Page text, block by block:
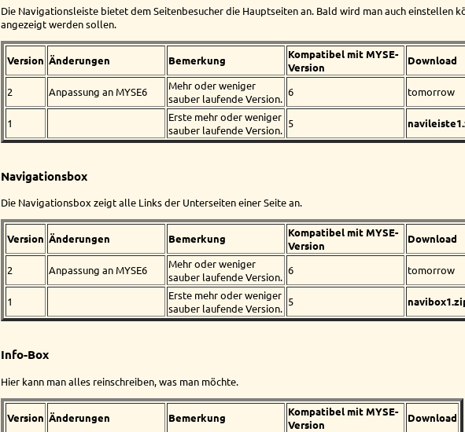
Die Navigationsleiste bietet dem Seitenbesucher die Hauptseiten an. Bald wird man auch einstellen
angezeigt werden sollen.
Version Änderungen Bemerkung
Kompatibel mit MYSE-
Version
Download
2 Anpassung an MYSE6
Mehr oder weniger
sauber laufende Version.
6 tomorrow
1
Erste mehr oder weniger
sauber laufende Version.
5
Navigationsbox
Die Navigationsbox zeigt alle Links der Unterseiten einer Seite an.
Version Änderungen Bemerkung
Kompatibel mit MYSE-
Version
Download
2 Anpassung an MYSE6
Mehr oder weniger
sauber laufende Version.
6 tomorrow
1
Erste mehr oder weniger
sauber laufende Version.
5
Info-Box
Hier kann man alles reinschreiben, was man möchte.
Version Änderungen Bemerkung
Kompatibel mit MYSE-
Version
Download